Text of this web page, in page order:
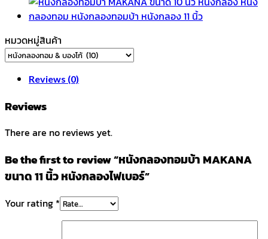
หมวดหมู่สินค้า
Reviews (0)
Reviews
There are no reviews yet.
Be the first to review “หนังกลองทอมบ้า MAKANA
ขนาด 11 นิ้ว หนังกลองไฟเบอร์”
Your rating *